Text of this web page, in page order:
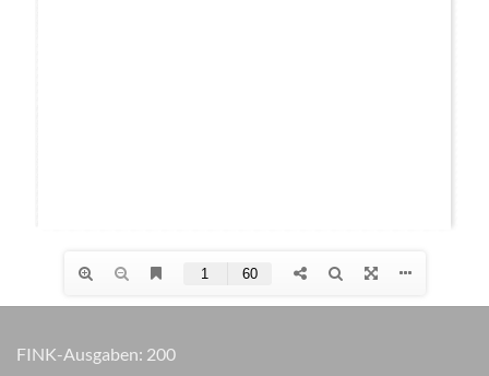
FINK-Ausgaben: 200